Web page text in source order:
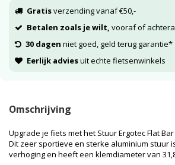
Gratisverzending vanaf €50,-
Betalen zoals je wilt, vooraf of
30 dagen niet goed, geld terug garantie*
Eerlijk adviesuit echte fietsenwinkels
Omschrijving
Upgrade je fiets met het Stuur Ergotec Flat Bar
Dit zeer sportieve en sterke aluminium stuur
verhoging en heeft een klemdiameter van